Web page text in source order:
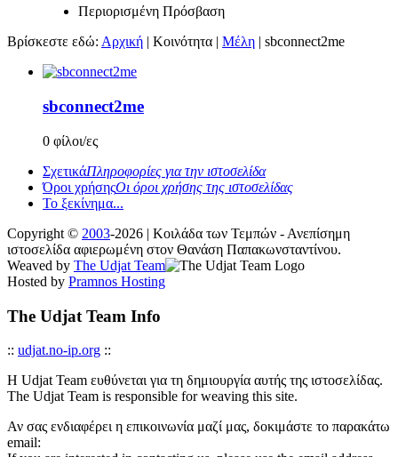
Περιορισμένη Πρόσβαση
Βρίσκεστε εδώ: Αρχική | Κοινότητα | Μέλη | sbconnect2me
sbconnect2me
0 φίλοι/ες
ΣχετικάΠληροφορίες για την ιστοσελίδα
Όροι χρήσηςΟι όροι χρήσης της ιστοσελίδας
Το ξεκίνημα...
Copyright © 2003-2026 | Κοιλάδα των Τεμπών - Ανεπίσημη
ιστοσελίδα αφιερωμένη στον Θανάση Παπακωνσταντίνου.
Weaved by The Udjat Team
Hosted by Pramnos Hosting
The Udjat Team Info
:: udjat.no-ip.org ::
Η Udjat Team ευθύνεται για τη δημιουργία αυτής της ιστοσελίδας.
The Udjat Team is responsible for weaving this site.
Αν σας ενδιαφέρει η επικοινωνία μαζί μας, δοκιμάστε το παρακάτω
email: